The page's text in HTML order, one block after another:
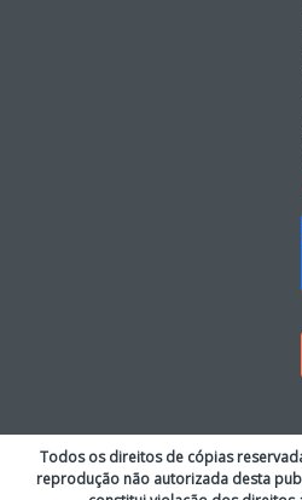
Todos os direitos de cópias
reprodução não autorizada desta